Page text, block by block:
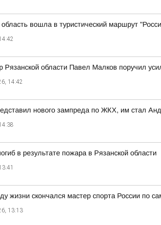
область вошла в туристический маршрут
Рязанской области Павел Малков поручил
14:42
нового зампреда по ЖКХ, им стал
в результате пожара в Рязанской области
жизни скончался мастер спорта России по
13:13